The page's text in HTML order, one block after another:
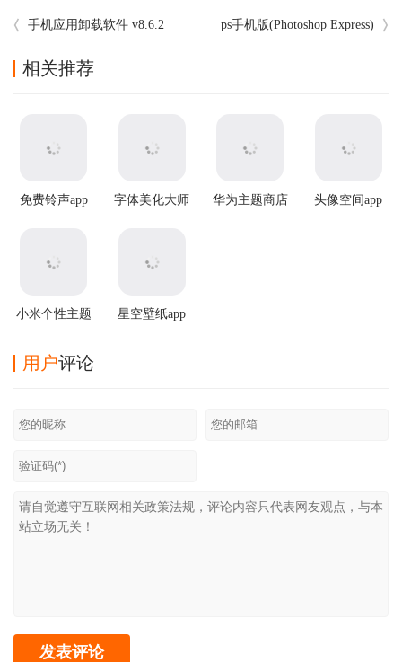
手机应用卸载软件 v8.6.2 ps手机版(Photoshop Express)
相关推荐
免费铃声app
字体美化大师
华为主题商店
头像空间app
小米个性主题
星空壁纸app
用户评论